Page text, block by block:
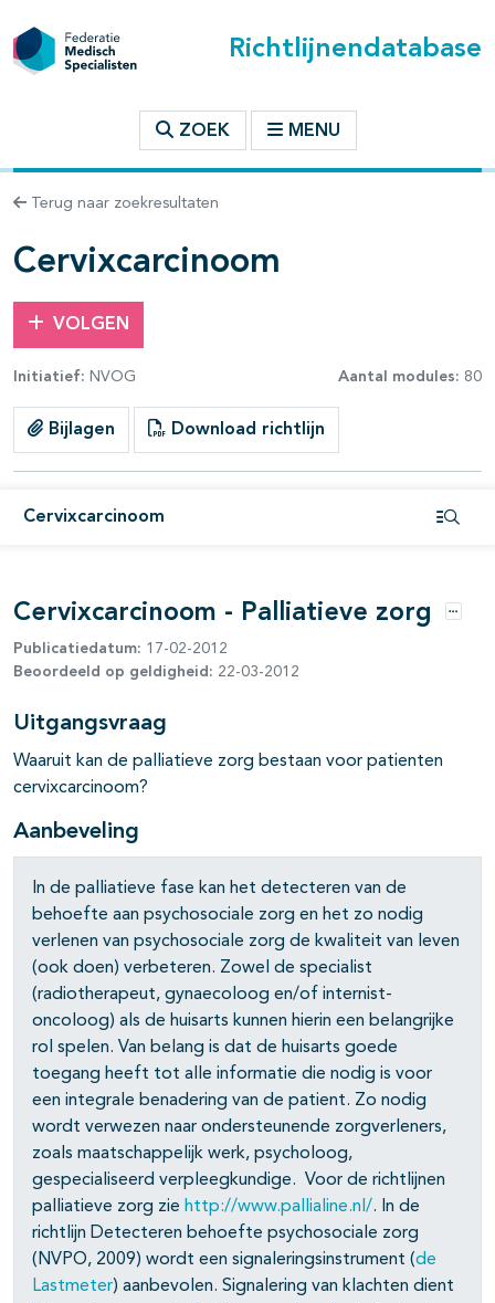
Richtlijnendatabase
ZOEK MENU
Terug naar zoekresultaten
Cervixcarcinoom
VOLGEN
Initiatief: NVOG Aantal modules: 80
Bijlagen Download richtlijn
Cervixcarcinoom
binnen deze richtlijn
open- en dichtklappen
open- en dichtklappen
open- en dichtklappen
open- en dichtklappen
open- en dichtklappen
Cervixcarcinoom - Palliatieve zorg Opties
Publicatiedatum: 17-02-2012
Beoordeeld op geldigheid: 22-03-2012
Uitgangsvraag
Waaruit kan de palliatieve zorg bestaan voor patienten
cervixcarcinoom?
Aanbeveling
In de palliatieve fase kan het detecteren van de
behoefte aan psychosociale zorg en het zo nodig
verlenen van psychosociale zorg de kwaliteit van leven
(ook doen) verbeteren. Zowel de specialist
(radiotherapeut, gynaecoloog en/of internist-
oncoloog) als de huisarts kunnen hierin een belangrijke
rol spelen. Van belang is dat de huisarts goede
toegang heeft tot alle informatie die nodig is voor
een integrale benadering van de patient. Zo nodig
wordt verwezen naar ondersteunende zorgverleners,
zoals maatschappelijk werk, psycholoog,
gespecialiseerd verpleegkundige. Voor de richtlijnen
palliatieve zorg zie http://www.pallialine.nl/. In de
richtlijn Detecteren behoefte psychosociale zorg
(NVPO, 2009) wordt een signaleringsinstrument (de
Lastmeter) aanbevolen. Signalering van klachten dient